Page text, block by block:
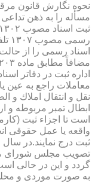
مسأله را به ذهن
اسناد رسمی را از
اداره ثبت در دفاتر
معاملات راجع به عین
نقل و انتقال املاك و
ابطال تمبر مربوطه و
است تا اجزاء ثبت
واقعه یا عمل حقوقی
به صورت موردی و